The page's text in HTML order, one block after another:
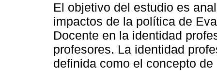
El objetivo del estudio es
impactos de la política de
Docente en la identidad
profesores. La identidad
definida como el concepto